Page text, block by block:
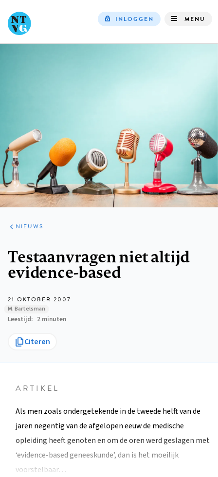
INLOGGEN MENU
ARTIKELEN
HET
KORT
NIEUWS
Testaanvragen niet altijd
evidence-based
21 OKTOBER 2007
M. Bartelsman
Leestijd 2 minuten
Citeren
ARTIKEL
Als men zoals ondergetekende in de tweede helft van de
jaren negentig van de afgelopen eeuw de medische
opleiding heeft genoten en om de oren werd geslagen met
‘evidence-based geneeskunde’, dan is het moeilijk
voorstelbaar…